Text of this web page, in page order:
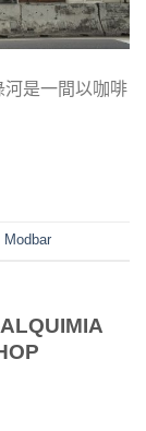
河是一間以咖啡
Modbar